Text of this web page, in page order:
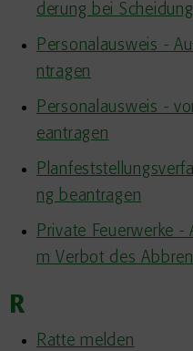
derung bei
Personalausweis -
ntragen
Personalausweis -
eantragen
ng beantragen
Private Feuerwerke -
m Verbot des
R
Ratte melden